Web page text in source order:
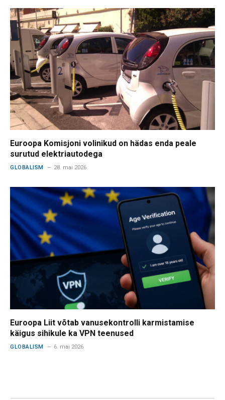
Euroopa Komisjoni volinikud on hädas enda peale
surutud elektriautodega
GLOBALISM 28. mai 2026
Euroopa Liit võtab vanusekontrolli karmistamise
käigus sihikule ka VPN teenused
GLOBALISM 6. mai 2026